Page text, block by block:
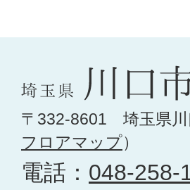
〒332-8601 埼玉県川
フロアマップ）
電話： 048-258-